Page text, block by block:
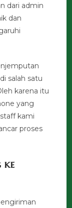
dari admin
dan
salah satu
karena itu
yang
kami
proses
ke